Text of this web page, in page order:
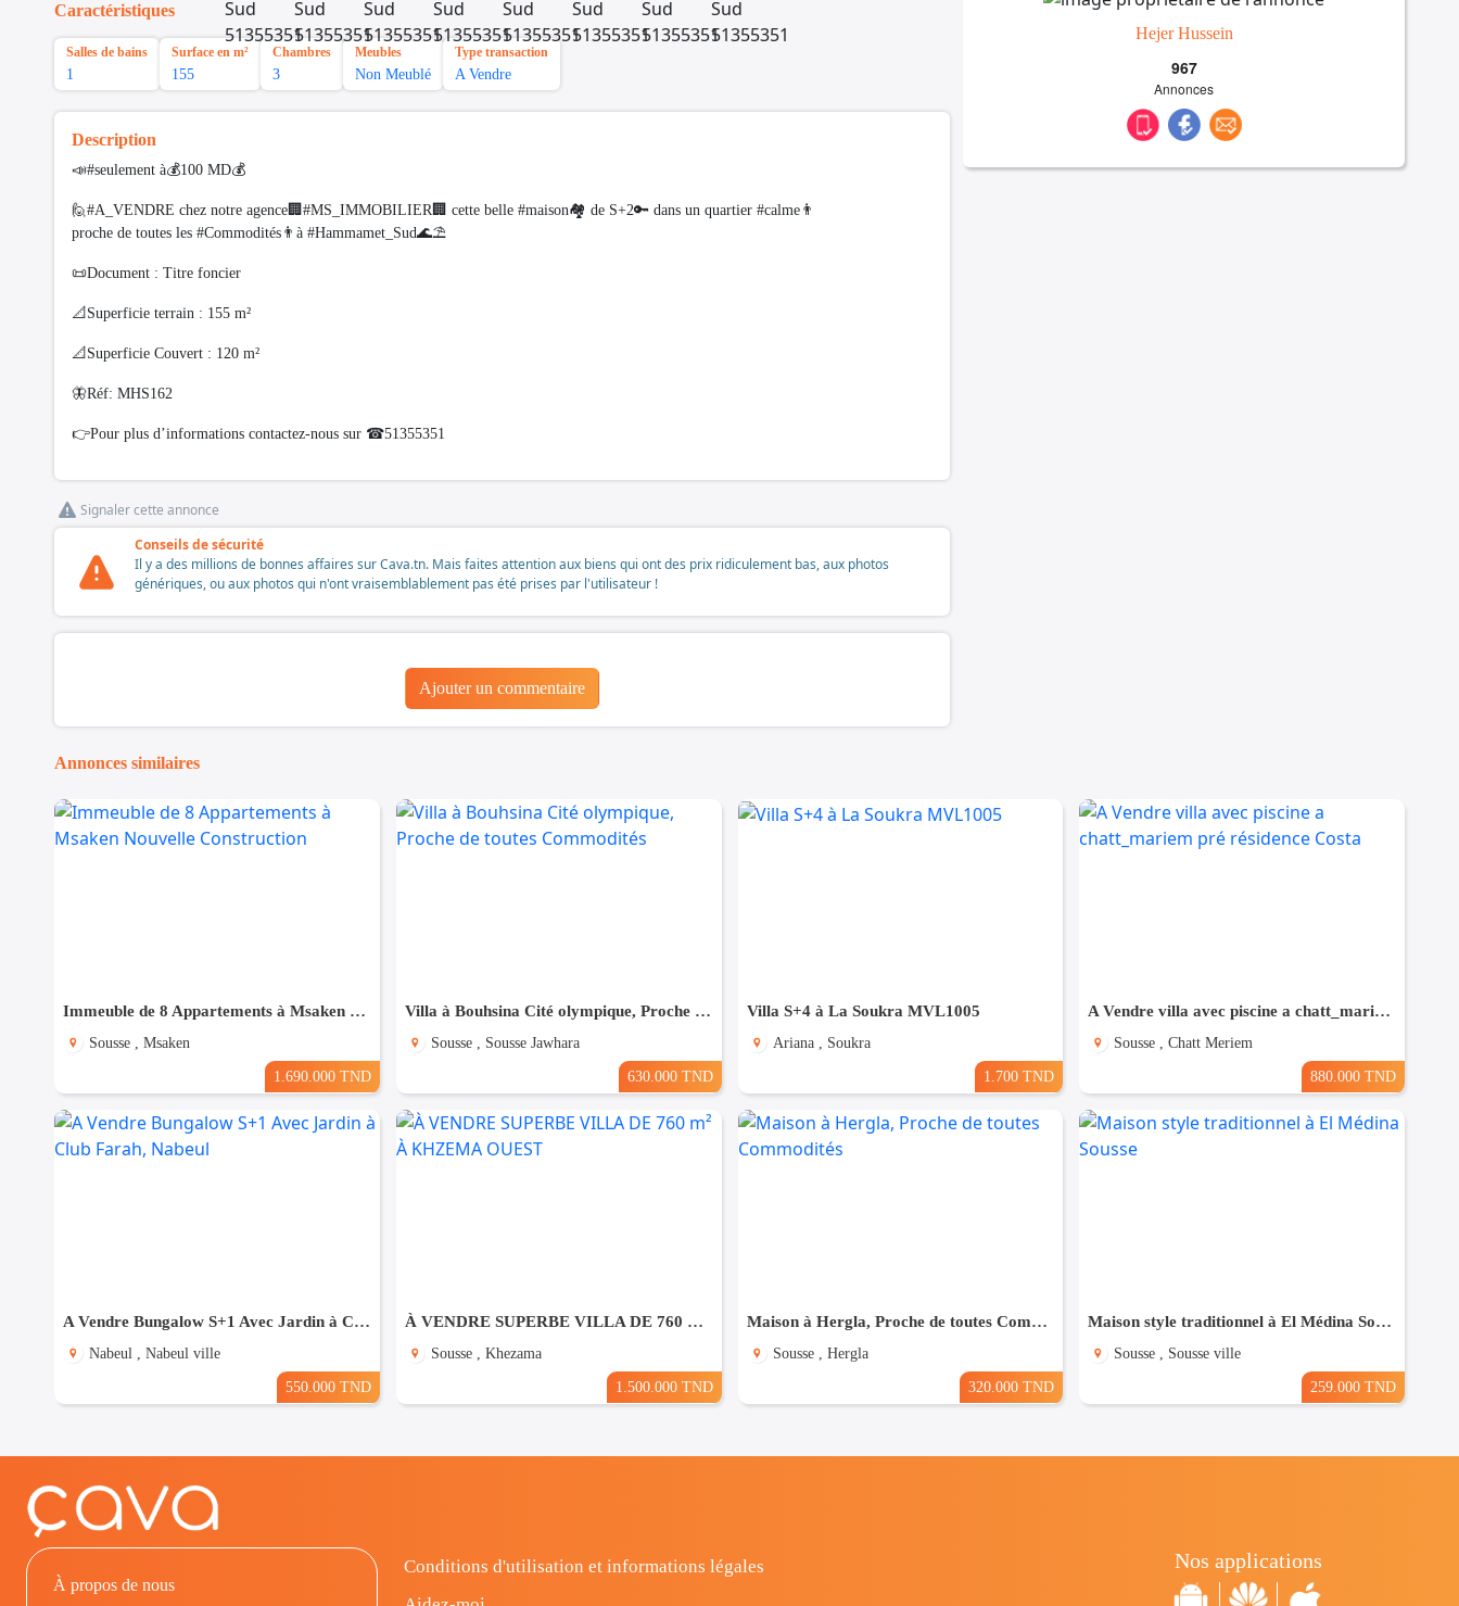
Caractéristiques
Salles de bains
1
Surface en m²
155
Chambres
3
Meubles
Non Meublé
Type transaction
A Vendre
Description
📣#seulement à💰100 MD💰
🙋#A_VENDRE chez notre agence🏢#MS_IMMOBILIER🏢 cette belle #maison🏘 de S+2🔑 dans un quartier #calme👨
proche de toutes les #Commodités👨à #Hammamet_Sud🌊⛱️
📜Document : Titre foncier
📐Superficie terrain : 155 m²
📐Superficie Couvert : 120 m²
🦋Réf: MHS162
👉Pour plus d’informations contactez-nous sur ☎51355351
Signaler cette annonce
Conseils de sécurité
Il y a des millions de bonnes affaires sur Cava.tn. Mais faites attention aux biens qui ont des prix ridiculement bas, aux photos
génériques, ou aux photos qui n'ont vraisemblablement pas été prises par l'utilisateur !
Ajouter un commentaire
Hejer Hussein
967
Annonces
Annonces similaires
Immeuble de 8 Appartements à Msaken Nouvelle Construction
Sousse , Msaken
1.690.000 TND
Villa à Bouhsina Cité olympique, Proche de toutes Commodités
Sousse , Sousse Jawhara
630.000 TND
Villa S+4 à La Soukra MVL1005
Ariana , Soukra
1.700 TND
A Vendre villa avec piscine a chatt_mariem pré résidence Costa
Sousse , Chatt Meriem
880.000 TND
A Vendre Bungalow S+1 Avec Jardin à Club Farah, Nabeul
Nabeul , Nabeul ville
550.000 TND
À VENDRE SUPERBE VILLA DE 760 m² À KHZEMA OUEST
Sousse , Khezama
1.500.000 TND
Maison à Hergla, Proche de toutes Commodités
Sousse , Hergla
320.000 TND
Maison style traditionnel à El Médina Sousse
Sousse , Sousse ville
259.000 TND
À propos de nous
Conditions d'utilisation et informations légales
Nos applications